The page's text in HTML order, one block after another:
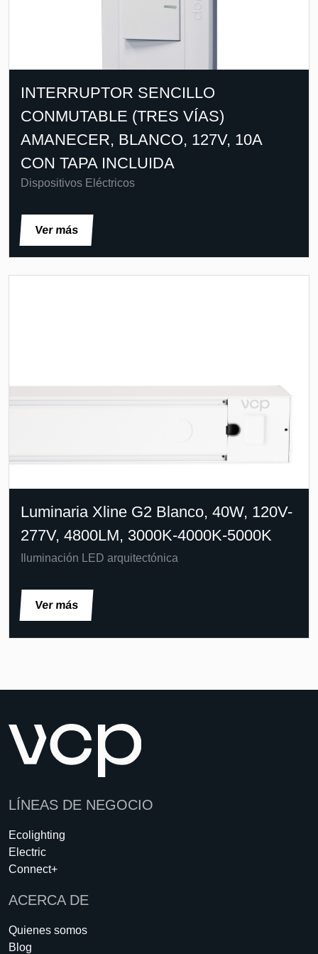
INTERRUPTOR SENCILLO
CONMUTABLE (TRES VÍAS)
AMANECER, BLANCO, 127V, 10A
CON TAPA INCLUIDA
Dispositivos Eléctricos
Ver más
Luminaria Xline G2 Blanco, 40W, 120V-
277V, 4800LM, 3000K-4000K-5000K
Iluminación LED arquitectónica
Ver más
LÍNEAS DE NEGOCIO
Ecolighting
Electric
Connect+
ACERCA DE
Quienes somos
Blog